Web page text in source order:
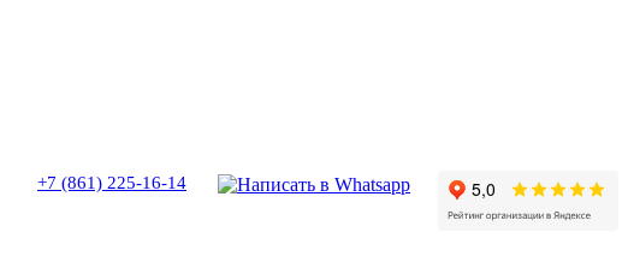
+7 (861) 225-16-14